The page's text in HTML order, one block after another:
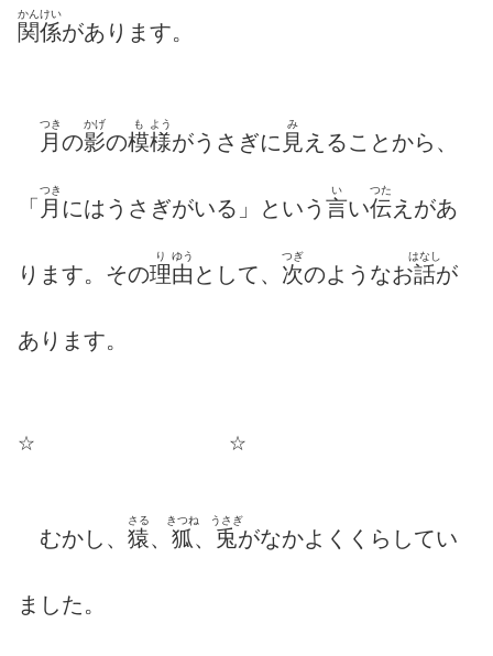
関係
かんけい
があります。
月
つき
の影
かげ
の模
も
様
よう
がうさぎに 見
み
えることから、
「 月
つき
にはうさぎがいる」という 言
い
い伝
つた
えがあ
ります。その理
り
由
ゆう
として、 次
つぎ
のようなお話
はなし
が
あります。
☆ ☆
むかし、 猿
さる
、 狐
きつね
、 兎
うさぎ
がなかよくくらしてい
ました。